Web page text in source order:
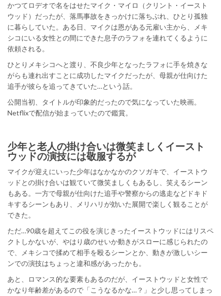
かつてロデオで名をはせたマイク・マイロ（クリント・イースト
ウッド）だったが、落馬事故をきっかけに落ちぶれ、ひとり孤独
に暮らしていた。ある日、マイクは恩がある元雇い主から、メキ
シコにいる女性との間にできた息子のラフォを連れてくるように
依頼される。
ひとりメキシコへと渡り、不良少年となったラフォに手を焼きな
がらも連れ出すことに成功したマイクだったが、母親が仕向けた
追手が彼らを追ってきていた…という話。
公開当初、タイトルが印象的だったので気になっていた映画。
Netflixで配信が始まっていたので鑑賞。
少年と老人の掛け合いは微笑ましくイースト
ウッドの演技には敬服するが
マイクが迎えにいった少年はなかなかのクソガキで、イーストウ
ッドとの掛け合いは観ていて微笑ましくもあるし、笑えるシーン
もある。一方で母親が仕向けた追手や警察からの逃走などドキド
キするシーンもあり、メリハリが効いた展開で楽しく観ることが
できた。
ただ…90歳を超えてこの役を演じきったイーストウッドにはリスペ
クトしかないが、やはり歳のせいか動きがスローに感じられたの
で、メキシコで揉めて相手を殴るシーンとか、動きが激しいシー
ンでの演技はちょっと違和感があったかも。
あと、ロマンス的な要素もあるのだが、イーストウッドと女性で
かなり年齢差があるので「こうなるかな…？」と少し思ってしまっ